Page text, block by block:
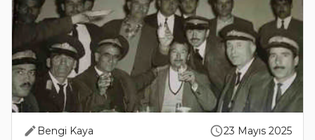
Bengi Kaya 23 Mayıs 2025